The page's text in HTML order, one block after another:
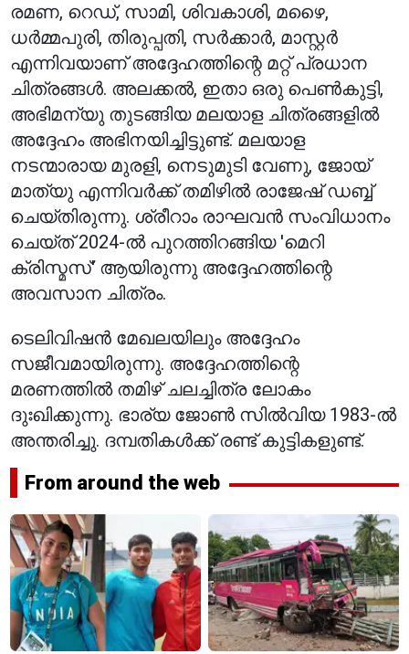
രമണ, റെഡ്, സാമി, ശിവകാശി, മഴൈ,
ധർമ്മപുരി, തിരുപ്പതി, സർക്കാർ, മാസ്റ്റർ
എന്നിവയാണ് അദ്ദേഹത്തിന്റെ മറ്റ് പ്രധാന
ചിത്രങ്ങൾ. അലക്കൽ, ഇതാ ഒരു പെൺകുട്ടി,
അഭിമന്യു തുടങ്ങിയ മലയാള ചിത്രങ്ങളിൽ
അദ്ദേഹം അഭിനയിച്ചിട്ടുണ്ട്. മലയാള
നടന്മാരായ മുരളി, നെടുമുടി വേണു, ജോയ്
മാത്യു എന്നിവർക്ക് തമിഴിൽ രാജേഷ് ഡബ്ബ്
ചെയ്തിരുന്നു. ശ്രീറാം രാഘവൻ സംവിധാനം
ചെയ്ത് 2024-ൽ പുറത്തിറങ്ങിയ 'മെറി
ക്രിസ്മസ്' ആയിരുന്നു അദ്ദേഹത്തിന്റെ
അവസാന ചിത്രം.
ടെലിവിഷൻ മേഖലയിലും അദ്ദേഹം
സജീവമായിരുന്നു. അദ്ദേഹത്തിന്റെ
മരണത്തിൽ തമിഴ് ചലച്ചിത്ര ലോകം
ദുഃഖിക്കുന്നു. ഭാര്യ ജോൺ സിൽവിയ 1983-ൽ
അന്തരിച്ചു. ദമ്പതികൾക്ക് രണ്ട് കുട്ടികളുണ്ട്.
From around the web